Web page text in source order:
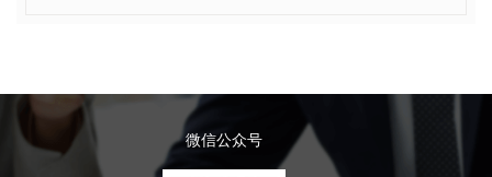
微信公众号